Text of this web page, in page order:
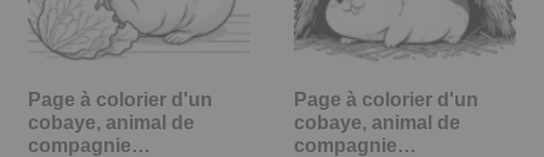
Page à colorier d'un
cobaye, animal de
compagnie…
Page à colorier d'un
cobaye, animal de
compagnie…